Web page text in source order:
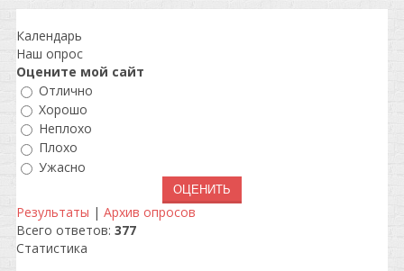
Календарь
Наш опрос
Оцените мой сайт
Отлично
Хорошо
Неплохо
Плохо
Ужасно
Результаты | Архив опросов
Всего ответов: 377
Статистика